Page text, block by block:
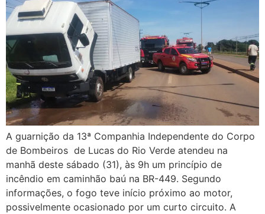
A guarnição da 13ª Companhia Independente do Corpo
de Bombeiros de Lucas do Rio Verde atendeu na
manhã deste sábado (31), às 9h um princípio de
incêndio em caminhão baú na BR-449. Segundo
informações, o fogo teve início próximo ao motor,
possivelmente ocasionado por um curto circuito. A